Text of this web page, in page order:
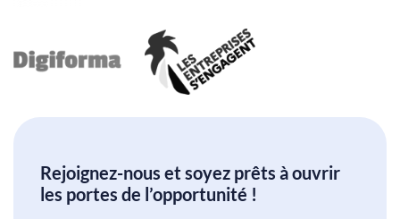
Rejoignez-nous et soyez prêts à ouvrir
les portes de l’opportunité !